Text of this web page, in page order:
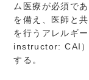
ム医療が必須で
を備え、医師と
を行うアレルギ
instructor: CAI）
する。